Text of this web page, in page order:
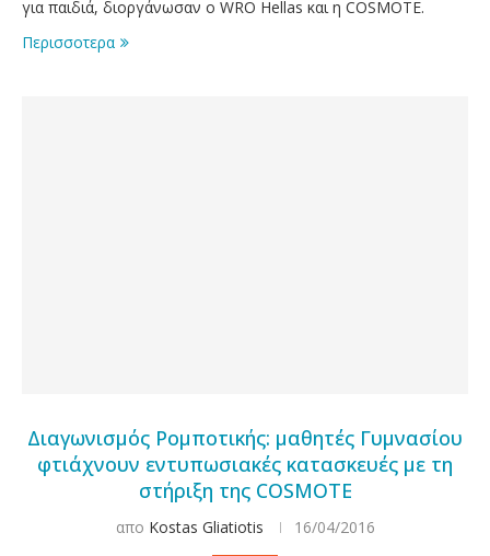
για παιδιά, διοργάνωσαν ο WRO Hellas και η COSMOTE.
Περισσοτερα
Διαγωνισμός Ρομποτικής: μαθητές Γυμνασίου
φτιάχνουν εντυπωσιακές κατασκευές με τη
στήριξη της COSMOTE
απο Kostas Gliatiotis 16/04/2016